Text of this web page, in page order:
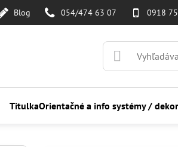
Blog 054/474 63 07 0918
TitulkaOrientačné a info systémy /